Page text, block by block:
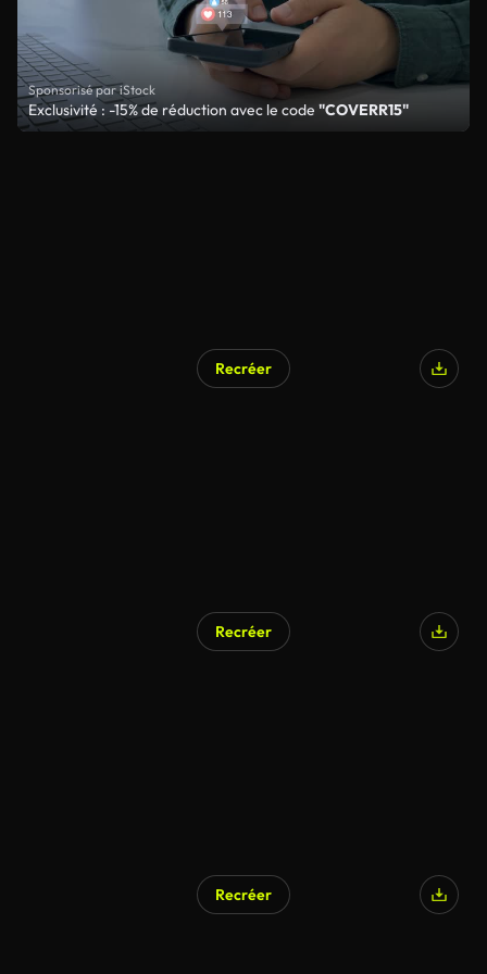
Sponsorisé par iStock
Exclusivité : -15% de réduction avec le code "COVERR15"
Recréer
Recréer
Recréer